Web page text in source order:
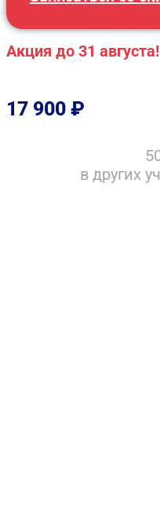
Акция до 31 августа!
17 900 ₽
в других